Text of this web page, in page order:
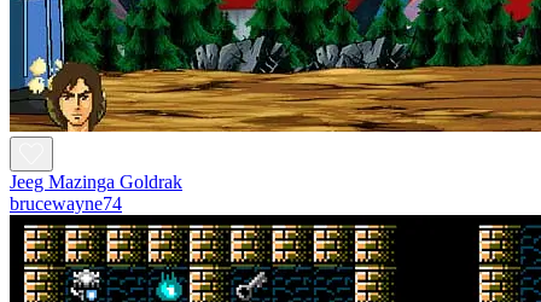
Jeeg Mazinga Goldrak
brucewayne74